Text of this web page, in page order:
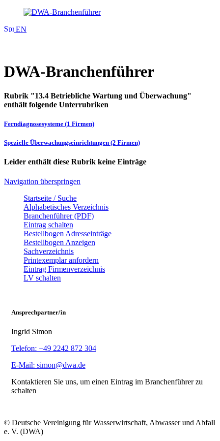
EN
DWA-Branchenführer
Rubrik "13.4 Betriebliche Wartung und Überwachung"
enthält folgende Unterrubriken
Ferndiagnosesysteme (1 Firmen)
Spezielle Überwachungseinrichtungen (2 Firmen)
Leider enthält diese Rubrik keine Einträge
Navigation überspringen
Startseite / Suche
Alphabetisches Verzeichnis
Branchenführer (PDF)
Eintrag schalten
Bestellbogen Adresseinträge
Bestellbogen Anzeigen
Sachverzeichnis
Printexemplar anfordern
Eintrag Firmenverzeichnis
LV schalten
Ansprechpartner/in
Ingrid Simon
Telefon: +49 2242 872 304
E-Mail: simon@dwa.de
Kontaktieren Sie uns, um einen Eintrag im Branchenführer zu
schalten
© Deutsche Vereinigung für Wasserwirtschaft, Abwasser und Abfall
e. V. (DWA)